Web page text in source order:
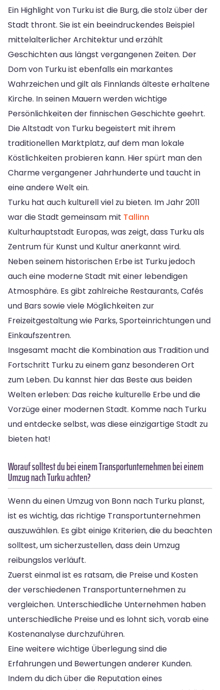
Ein Highlight von Turku ist die Burg, die stolz über der
Stadt thront. Sie ist ein beeindruckendes Beispiel
mittelalterlicher Architektur und erzählt
Geschichten aus längst vergangenen Zeiten. Der
Dom von Turku ist ebenfalls ein markantes
Wahrzeichen und gilt als Finnlands älteste erhaltene
Kirche. In seinen Mauern werden wichtige
Persönlichkeiten der finnischen Geschichte geehrt.
Die Altstadt von Turku begeistert mit ihrem
traditionellen Marktplatz, auf dem man lokale
Köstlichkeiten probieren kann. Hier spürt man den
Charme vergangener Jahrhunderte und taucht in
eine andere Welt ein.
Turku hat auch kulturell viel zu bieten. Im Jahr 2011
war die Stadt gemeinsam mit Tallinn
Kulturhauptstadt Europas, was zeigt, dass Turku als
Zentrum für Kunst und Kultur anerkannt wird.
Neben seinem historischen Erbe ist Turku jedoch
auch eine moderne Stadt mit einer lebendigen
Atmosphäre. Es gibt zahlreiche Restaurants, Cafés
und Bars sowie viele Möglichkeiten zur
Freizeitgestaltung wie Parks, Sporteinrichtungen und
Einkaufszentren.
Insgesamt macht die Kombination aus Tradition und
Fortschritt Turku zu einem ganz besonderen Ort
zum Leben. Du kannst hier das Beste aus beiden
Welten erleben: Das reiche kulturelle Erbe und die
Vorzüge einer modernen Stadt. Komme nach Turku
und entdecke selbst, was diese einzigartige Stadt zu
bieten hat!
Worauf solltest du bei einem Transportunternehmen bei einem
Umzug nach Turku achten?
Wenn du einen Umzug von Bonn nach Turku planst,
ist es wichtig, das richtige Transportunternehmen
auszuwählen. Es gibt einige Kriterien, die du beachten
solltest, um sicherzustellen, dass dein Umzug
reibungslos verläuft.
Zuerst einmal ist es ratsam, die Preise und Kosten
der verschiedenen Transportunternehmen zu
vergleichen. Unterschiedliche Unternehmen haben
unterschiedliche Preise und es lohnt sich, vorab eine
Kostenanalyse durchzuführen.
Eine weitere wichtige Überlegung sind die
Erfahrungen und Bewertungen anderer Kunden.
Indem du dich über die Reputation eines